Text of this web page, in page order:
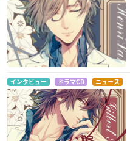
インタビュー ドラマCD ニュース